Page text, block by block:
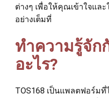
ต่างๆ เพื่อให้คุณเข้าใจแล
อย่างเต็มที่
ทำความรู้จัก
อะไร?
TOS168 เป็นแพลตฟอร์ม